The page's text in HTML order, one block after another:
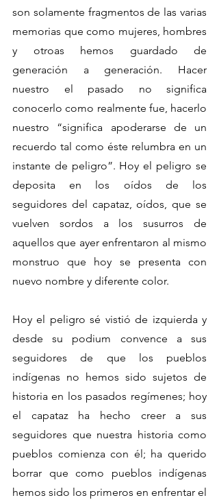
son solamente fragmentos de las varias
memorias que como mujeres, hombres
y otroas hemos guardado de
generación a generación. Hacer
nuestro el pasado no significa
conocerlo como realmente fue, hacerlo
nuestro “significa apoderarse de un
recuerdo tal como éste relumbra en un
instante de peligro”. Hoy el peligro se
deposita en los oídos de los
seguidores del capataz, oídos, que se
vuelven sordos a los susurros de
aquellos que ayer enfrentaron al mismo
monstruo que hoy se presenta con
nuevo nombre y diferente color.
Hoy el peligro sé vistió de izquierda y
desde su podium convence a sus
seguidores de que los pueblos
indígenas no hemos sido sujetos de
historia en los pasados regímenes; hoy
el capataz ha hecho creer a sus
seguidores que nuestra historia como
pueblos comienza con él; ha querido
borrar que como pueblos indígenas
hemos sido los primeros en enfrentar el